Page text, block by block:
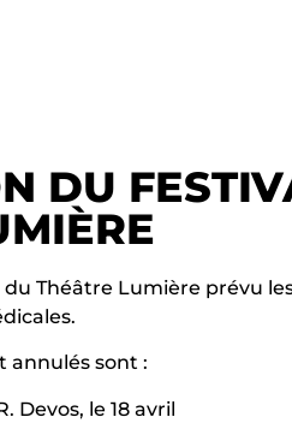
DU
Théâtre Lumière prévu les
annulés sont :
Devos, le 18 avril